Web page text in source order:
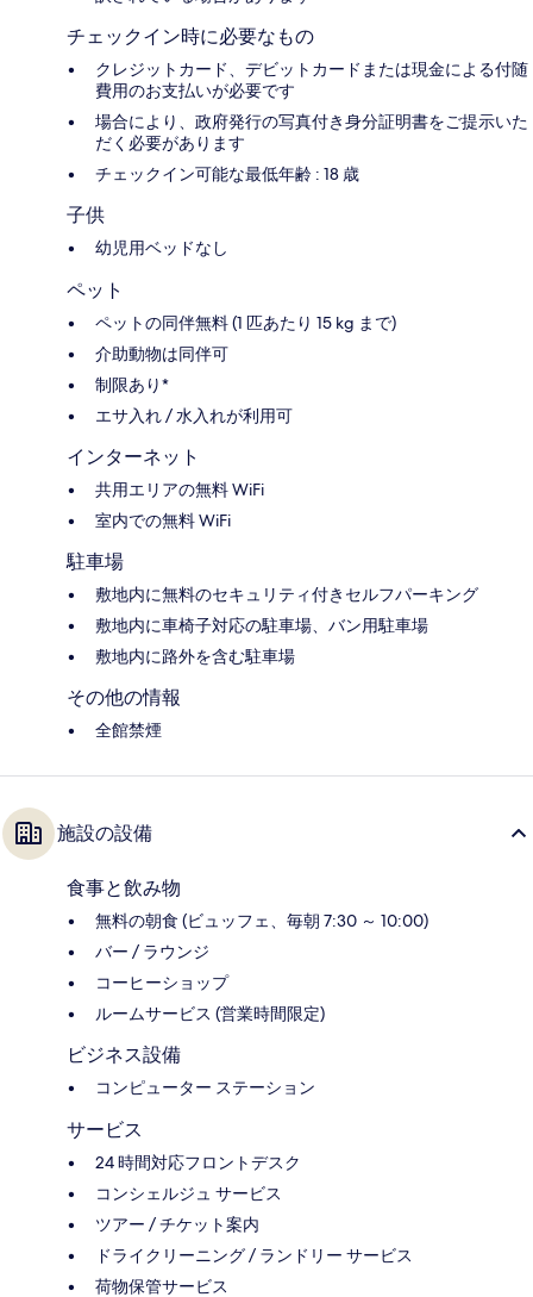
チェックイン時に必要なもの
クレジットカード、デビットカードまたは現金による付随
費用のお支払いが必要です
場合により、政府発行の写真付き身分証明書をご提示いた
だく必要があります
チェックイン可能な最低年齢 : 18 歳
子供
幼児用ベッドなし
ペット
ペットの同伴無料 (1 匹あたり 15 kg まで)
介助動物は同伴可
制限あり*
エサ入れ / 水入れが利用可
インターネット
共用エリアの無料 WiFi
室内での無料 WiFi
駐車場
敷地内に無料のセキュリティ付きセルフパーキング
敷地内に車椅子対応の駐車場、バン用駐車場
敷地内に路外を含む駐車場
その他の情報
全館禁煙
施設の設備
食事と飲み物
無料の朝食 (ビュッフェ、毎朝 7:30 ～ 10:00)
バー / ラウンジ
コーヒーショップ
ルームサービス (営業時間限定)
ビジネス設備
コンピューター ステーション
サービス
24 時間対応フロントデスク
コンシェルジュ サービス
ツアー / チケット案内
ドライクリーニング / ランドリー サービス
荷物保管サービス